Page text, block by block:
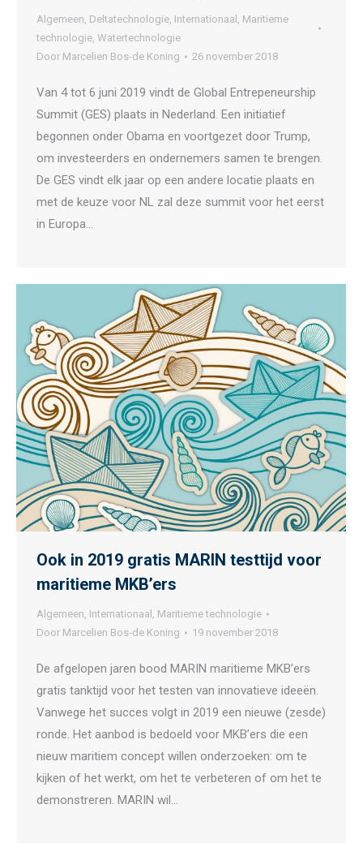
Algemeen, Deltatechnologie, Internationaal , Maritieme
technologie, Watertechnologie
Door Marcelien Bos-de Koning 26 november 2018
Van 4 tot 6 juni 2019 vindt de Global Entrepeneurship
Summit (GES) plaats in Nederland. Een initiatief
begonnen onder Obama en voortgezet door Trump,
om investeerders en ondernemers samen te brengen.
De GES vindt elk jaar op een andere locatie plaats en
met de keuze voor NL zal deze summit voor het eerst
in Europa…
Ook in 2019 gratis MARIN testtijd voor
maritieme MKB’ers
Algemeen, Internationaal , Maritieme technologie
Door Marcelien Bos-de Koning 19 november 2018
De afgelopen jaren bood MARIN maritieme MKB’ers
gratis tanktijd voor het testen van innovatieve ideeën.
Vanwege het succes volgt in 2019 een nieuwe (zesde)
ronde. Het aanbod is bedoeld voor MKB’ers die een
nieuw maritiem concept willen onderzoeken: om te
kijken of het werkt, om het te verbeteren of om het te
demonstreren. MARIN wil…